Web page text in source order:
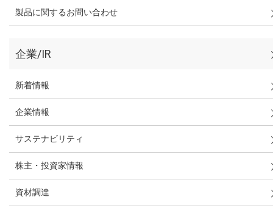
製品に関するお問い合わせ
企業/IR
新着情報
企業情報
サステナビリティ
株主・投資家情報
資材調達